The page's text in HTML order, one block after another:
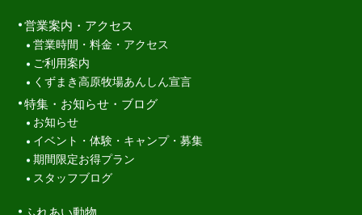
営業案内・アクセス
営業時間・料金・アクセス
ご利用案内
くずまき高原牧場あんしん宣言
特集・お知らせ・ブログ
お知らせ
イベント・体験・キャンプ・募集
期間限定お得プラン
スタッフブログ